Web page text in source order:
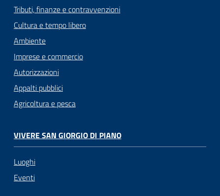
Tributi, finanze e contravvenzioni
Cultura e tempo libero
Ambiente
Imprese e commercio
Autorizzazioni
Appalti pubblici
Agricoltura e pesca
VIVERE SAN GIORGIO DI PIANO
Luoghi
Eventi